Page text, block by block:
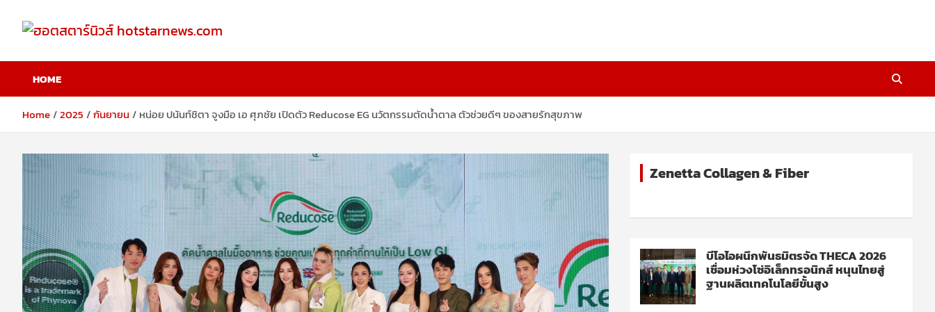
content
ฮอตสตาร์นิวส์
hotstarnews.com
HOME
Home 2025 กันยายน หน่อย ปนันท์ชิตา จูงมือ เอ ศุภชัย เปิดตัว Reducose EG นวัตกรรมตัดน้ำตาล ตัวช่วยดีๆ ของสายรักสุขภาพ
Zenetta Collagen & Fiber
บีโอไอผนึกพันธมิตรจัด THECA 2026
เชื่อมห่วงโซ่อิเล็กทรอนิกส์ หนุนไทยสู่
ฐานผลิตเทคโนโลยีขั้นสูง